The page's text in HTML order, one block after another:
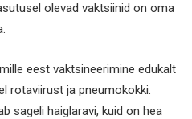
olevad vaktsiinid on oma
eest vaktsineerimine edukalt
rotaviirust ja pneumokokki.
sageli haiglaravi, kuid on hea